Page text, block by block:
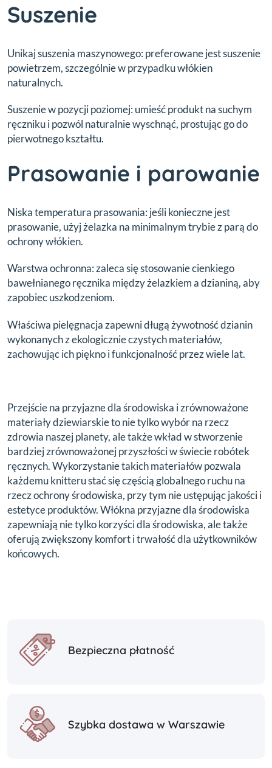
Suszenie
Unikaj suszenia maszynowego: preferowane jest suszenie
powietrzem, szczególnie w przypadku włókien
naturalnych.
Suszenie w pozycji poziomej: umieść produkt na suchym
ręczniku i pozwól naturalnie wyschnąć, prostując go do
pierwotnego kształtu.
Prasowanie i parowanie
Niska temperatura prasowania: jeśli konieczne jest
prasowanie, użyj żelazka na minimalnym trybie z parą do
ochrony włókien.
Warstwa ochronna: zaleca się stosowanie cienkiego
bawełnianego ręcznika między żelazkiem a dzianiną, aby
zapobiec uszkodzeniom.
Właściwa pielęgnacja zapewni długą żywotność dzianin
wykonanych z ekologicznie czystych materiałów,
zachowując ich piękno i funkcjonalność przez wiele lat.
Przejście na przyjazne dla środowiska i zrównoważone
materiały dziewiarskie to nie tylko wybór na rzecz
zdrowia naszej planety, ale także wkład w stworzenie
bardziej zrównoważonej przyszłości w świecie robótek
ręcznych. Wykorzystanie takich materiałów pozwala
każdemu knitteru stać się częścią globalnego ruchu na
rzecz ochrony środowiska, przy tym nie ustępując jakości i
estetyce produktów. Włókna przyjazne dla środowiska
zapewniają nie tylko korzyści dla środowiska, ale także
oferują zwiększony komfort i trwałość dla użytkowników
końcowych.
Bezpieczna płatność
Szybka dostawa w Warszawie